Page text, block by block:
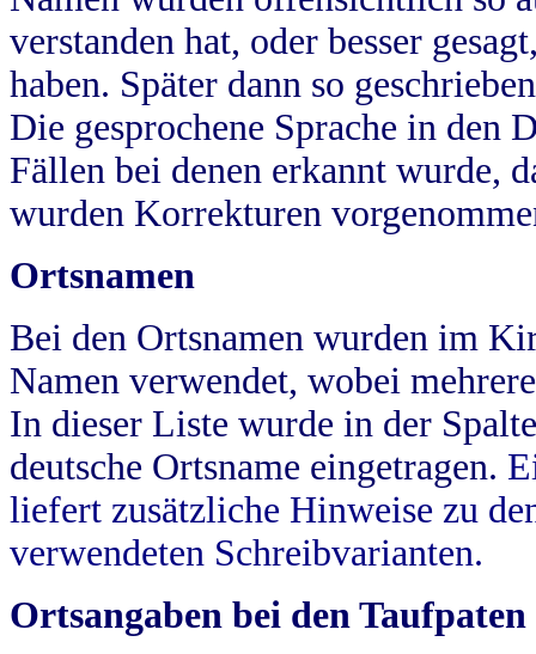
verstanden hat, oder besser
haben. Später dann so
Die gesprochene Sprache in
Fällen bei denen erkannt wurde,
wurden Korrekturen
Ortsnamen
Bei den Ortsnamen wurden im
Namen verwendet, wobei
In dieser Liste wurde in der
deutsche Ortsname eingetragen.
liefert zusätzliche Hinweise zu
verwendeten Schreibvarianten.
Ortsangaben bei den Taufpaten